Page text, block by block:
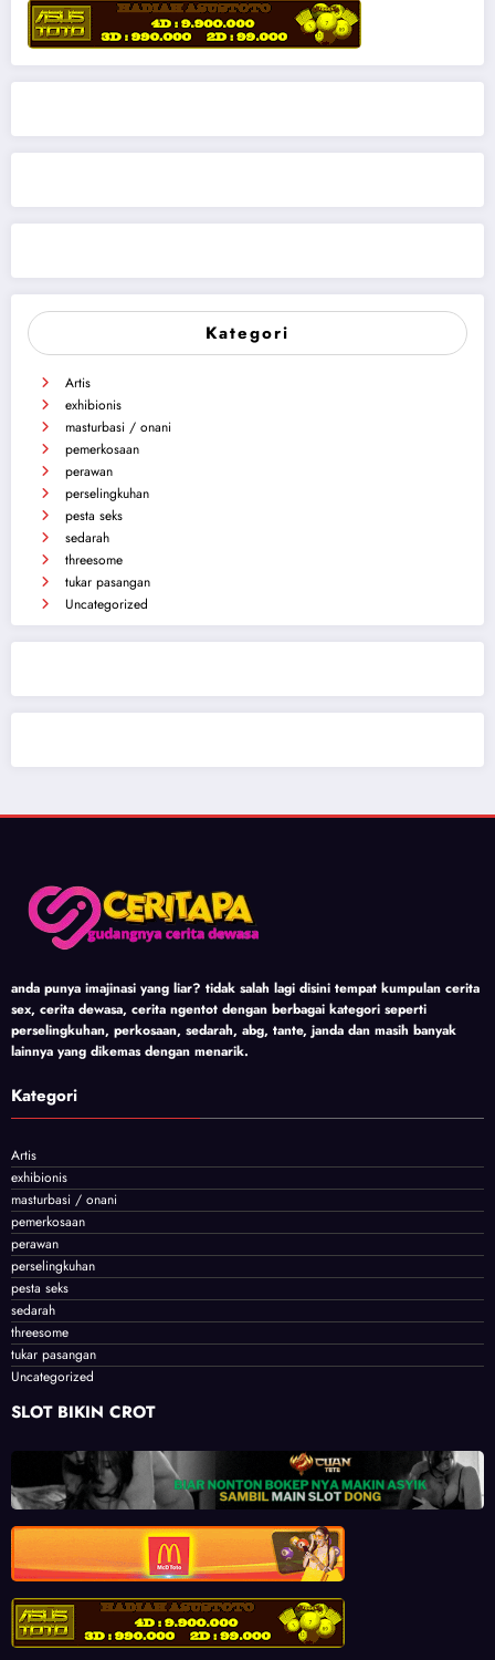
Kategori
Artis
exhibionis
masturbasi / onani
pemerkosaan
perawan
perselingkuhan
pesta seks
sedarah
threesome
tukar pasangan
Uncategorized
anda punya imajinasi yang liar? tidak salah lagi disini tempat kumpulan cerita
sex, cerita dewasa, cerita ngentot dengan berbagai kategori seperti
perselingkuhan, perkosaan, sedarah, abg, tante, janda dan masih banyak
lainnya yang dikemas dengan menarik.
Kategori
Artis
exhibionis
masturbasi / onani
pemerkosaan
perawan
perselingkuhan
pesta seks
sedarah
threesome
tukar pasangan
Uncategorized
SLOT BIKIN CROT